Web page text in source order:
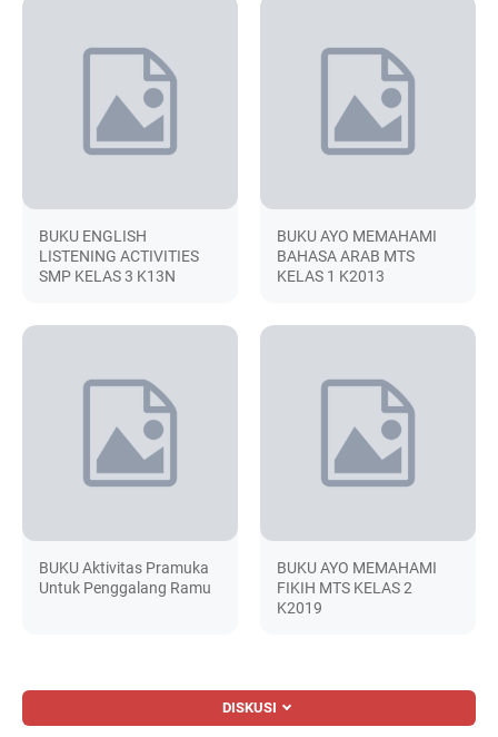
BUKU ENGLISH
LISTENING ACTIVITIES
SMP KELAS 3 K13N
BUKU AYO MEMAHAMI
BAHASA ARAB MTS
KELAS 1 K2013
BUKU Aktivitas Pramuka
Untuk Penggalang Ramu
BUKU AYO MEMAHAMI
FIKIH MTS KELAS 2
K2019
DISKUSI